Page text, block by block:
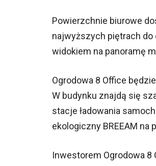
Powierzchnie biurowe
najwyższych piętrach
widokiem na panoramę
Ogrodowa 8 Office
W budynku znajdą się
stacje ładowania
ekologiczny BREEAM na
Inwestorem Ogrodowa 8